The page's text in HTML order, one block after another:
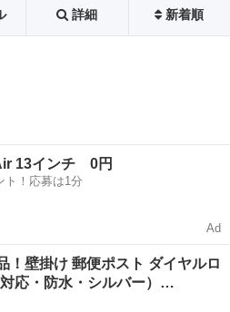
詳細 新着順
13インチ 0円
ト！応募は1分
Ad
！壁掛け 郵便ポスト ダイヤルロ
応・防水・シルバー）…